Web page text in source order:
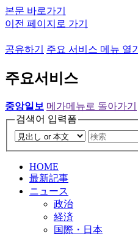
본문 바로가기
이전 페이지로 가기
공유하기 주요 서비스 메뉴 열기
주요서비스
중앙일보 메가메뉴로 돌아가기
검색어 입력폼
HOME
最新記事
ニュース
政治
経済
国際・日本